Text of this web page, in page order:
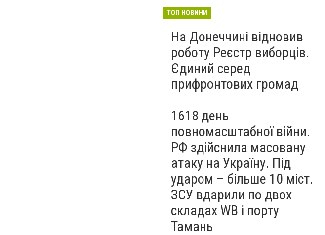
до МОН
ТОП НОВИНИ
На Донеччині відновив
роботу Реєстр виборців.
Єдиний серед
прифронтових громад
1618 день
повномасштабної війни.
РФ здійснила масовану
атаку на Україну. Під
ударом – більше 10 міст.
ЗСУ вдарили по двох
складах WB і порту
Тамань